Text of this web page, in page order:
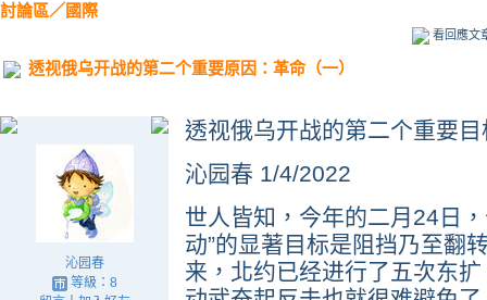
討論區／ 國際
看回應文
透视俄乌开战的第二个重要原因：革命（一）
沁园春
等級：8
透视俄乌开战的第二个重要
沁园春 1/4/2022
世人皆知，今年的二月24日
动”的显著目标是阻挡乃至翻
来，北约已经进行了五次东